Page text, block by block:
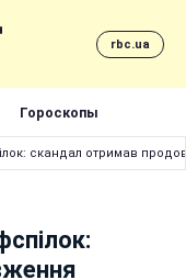
rbc.ua
Гороскопы
скандал отримав